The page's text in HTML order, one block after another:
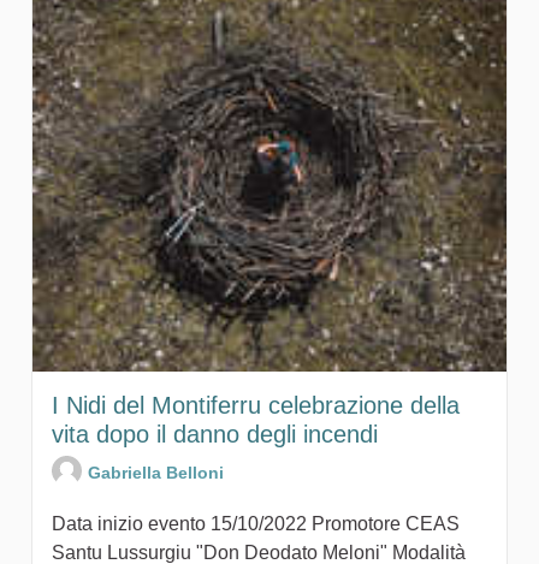
I Nidi del Montiferru celebrazione della
vita dopo il danno degli incendi
Gabriella Belloni
Data inizio evento 15/10/2022 Promotore CEAS
Santu Lussurgiu "Don Deodato Meloni" Modalità